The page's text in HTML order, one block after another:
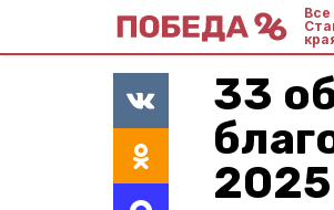
Все
33